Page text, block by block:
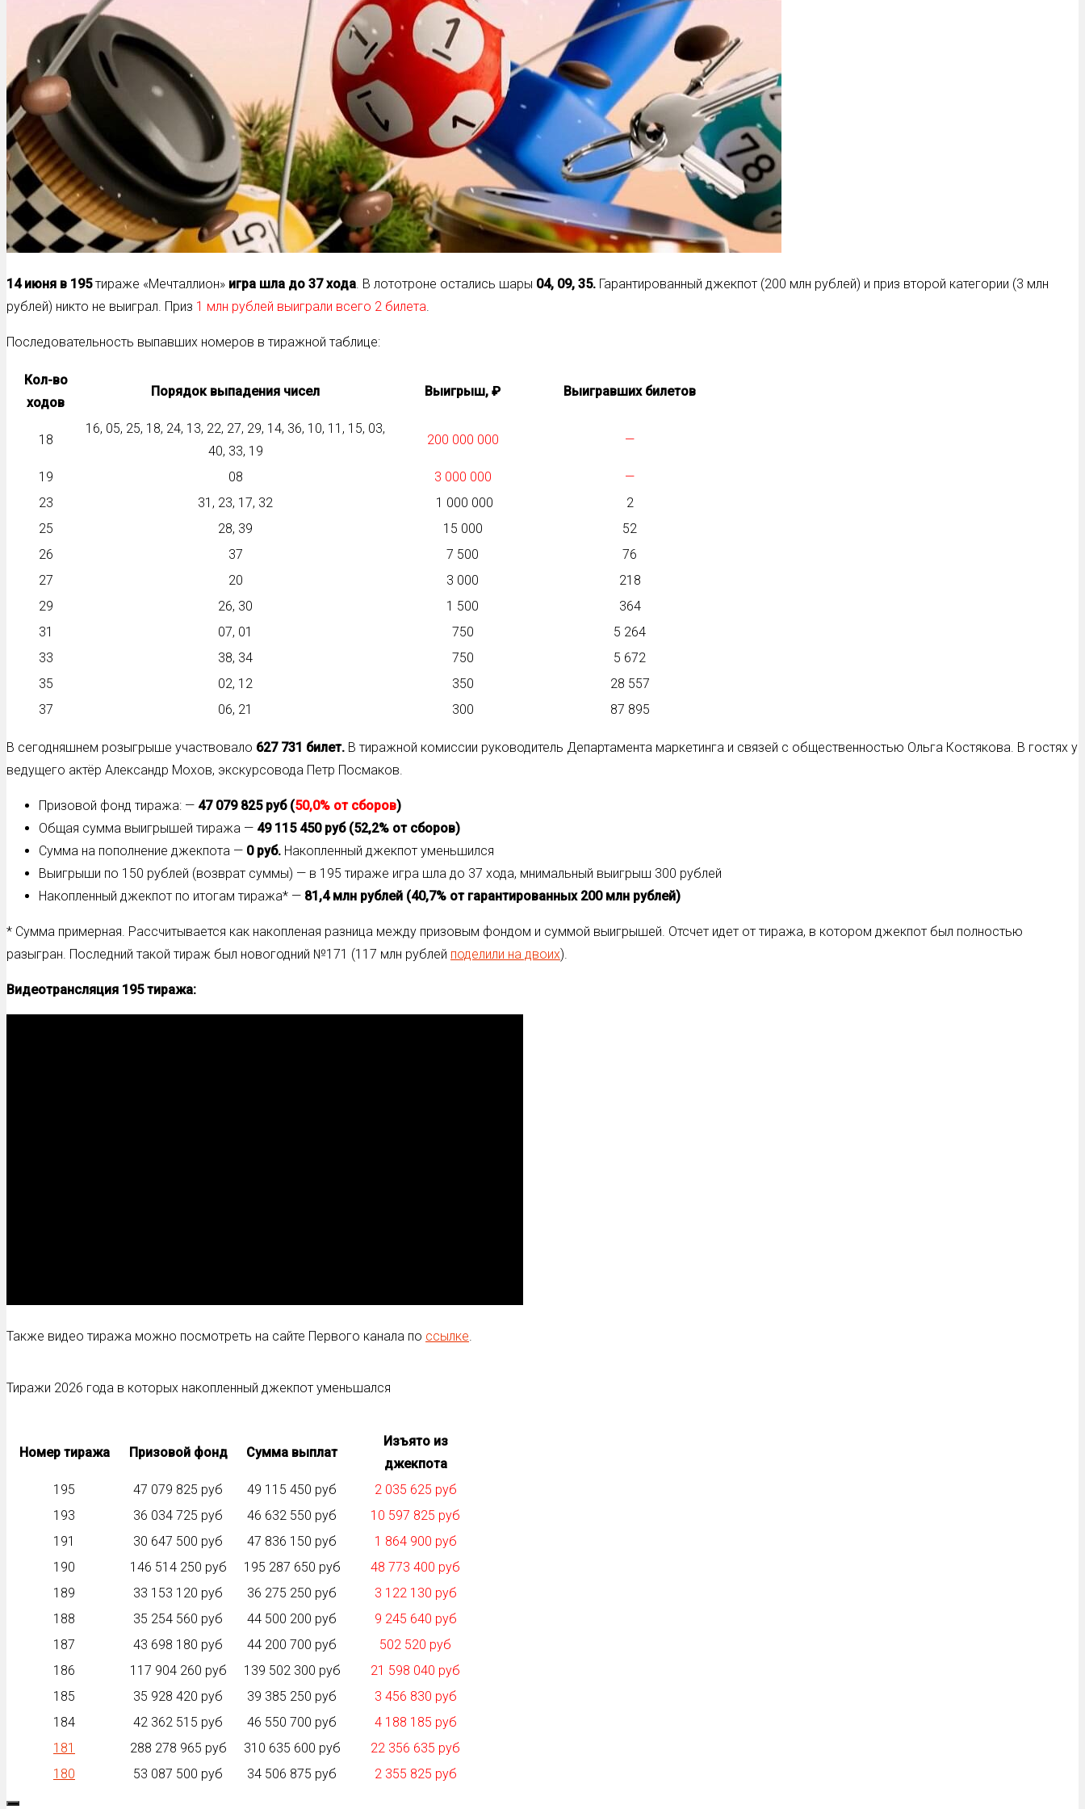
14 июня в 195тираже «Мечталлион» игра шла до 37 хода. В лототроне остались шары 04, 09, 35. Гарантированный джекпот (200 млн рублей) и приз второй категории (3 млн
рублей) никто не выиграл. Приз 1 млн рублей выиграли всего 2 билета.
Последовательность выпавших номеров в тиражной таблице:
Кол-во
ходов
Порядок выпадения чисел Выигрыш, ₽ Выигравших билетов
18
16, 05, 25, 18, 24, 13, 22, 27, 29, 14, 36, 10, 11, 15, 03,
40, 33, 19
200 000 000 —
19 08 3 000 000
—
23
31, 23, 17, 32 1 000 000
2
25
28, 39 15 000
52
26
37 7 500
76
27
20 3 000
218
29
26, 30 1 500
364
31
07, 01 750
5 264
33
38, 34 750
5 672
35
02, 12 350
28 557
37
06, 21 300 87 895
В сегодняшнем розыгрыше участвовало 627 731 билет. В тиражной комиссии руководитель Департамента маркетинга и связей с общественностью Ольга Костякова. В гостях у
ведущего актёр Александр Мохов, экскурсовода Петр Посмаков.
Призовой фонд тиража: — 47 079 825 руб(50,0% от сборов)
Общая сумма выигрышей тиража — 49 115 450 руб (52,2% от сборов)
Сумма на пополнение джекпота — 0 руб. Накопленный джекпот уменьшился
Выигрыши по 150 рублей (возврат суммы) — в 195 тираже игра шла до 37 хода, мнимальный выигрыш 300 рублей
Накопленный джекпот по итогам тиража* — 81,4 млн рублей (40,7% от гарантированных 200 млн рублей)
* Сумма примерная. Рассчитывается как накопленая разница между призовым фондом и суммой выигрышей. Отсчет идет от тиража, в котором джекпот был полностью
разыгран. Последний такой тираж был новогодний №171 (117 млн рублей поделили на двоих).
Видеотрансляция 195тиража:
Также видео тиража можно посмотреть на сайте Первого канала по ссылке.
Тиражи 2026 года в которых накопленный джекпот уменьшался
Номер тиража Призовой фонд Сумма выплат
Изъято из
джекпота
195
47 079 825 руб 49 115 450 руб
2 035 625 руб
193
36 034 725 руб 46 632 550 руб
10 597 825 руб
191
30 647 500 руб 47 836 150 руб
1 864 900 руб
190
146 514 250 руб 195 287 650 руб
48 773 400 руб
189
33 153 120 руб 36 275 250 руб
3 122 130 руб
188
35 254 560 руб 44 500 200 руб
9 245 640 руб
187
43 698 180 руб 44 200 700 руб
502 520 руб
186
117 904 260 руб 139 502 300 руб
21 598 040 руб
185
35 928 420 руб 39 385 250 руб
3 456 830 руб
184
42 362 515 руб 46 550 700 руб
4 188 185 руб
181
288 278 965 руб 310 635 600 руб
22 356 635 руб
180
53 087 500 руб 34 506 875 руб 2 355 825 руб